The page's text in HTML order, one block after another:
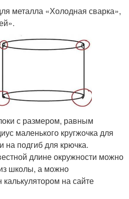
металла «Холодная сварка»,
с размером, равным
маленького кругжочка для
на подгиб для крючка.
длине окружности можно
школы, а можно
на сайте